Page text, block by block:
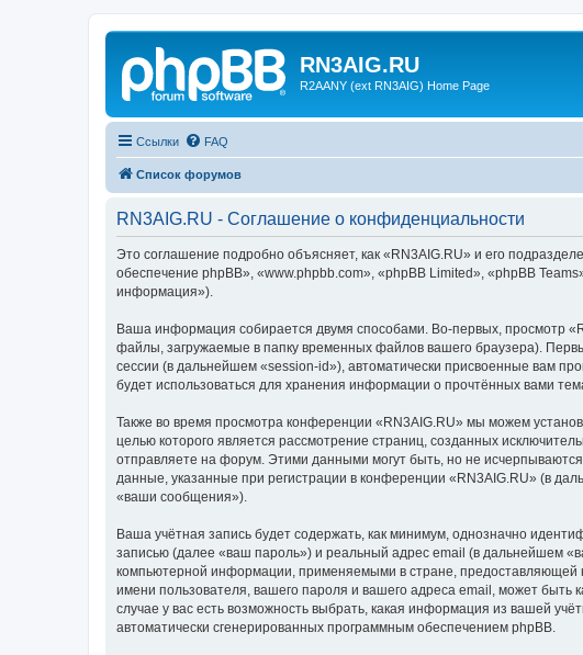
RN3AIG.RU
R2AANY (ext RN3AIG) Home Page
Ссылки FAQ
Список форумов
RN3AIG.RU - Соглашение о конфиденциальности
Это соглашение подробно объясняет, как «RN3AIG.RU» и его
обеспечение phpBB», «www.phpbb.com», «phpBB Limited», «phpBB
информация»).
Ваша информация собирается двумя способами. Во-первых, просмотр
файлы, загружаемые в папку временных файлов вашего браузера).
сессии (в дальнейшем «session-id»), автоматически присвоенные вам
будет использоваться для хранения информации о прочтённых вами
Также во время просмотра конференции «RN3AIG.RU» мы можем
целью которого является рассмотрение страниц, созданных
отправляете на форум. Этими данными могут быть, но не
данные, указанные при регистрации в конференции «RN3AIG.RU» (в
«ваши сообщения»).
Ваша учётная запись будет содержать, как минимум, однозначно
записью (далее «ваш пароль») и реальный адрес email (в дальнейшем
компьютерной информации, применяемыми в стране, предоставляющей
имени пользователя, вашего пароля и вашего адреса email, может быть
случае у вас есть возможность выбрать, какая информация из вашей
автоматически сгенерированных программным обеспечением phpBB.